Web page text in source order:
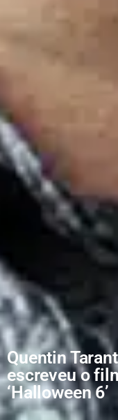
Quentin
escreveu o
‘Halloween 6’